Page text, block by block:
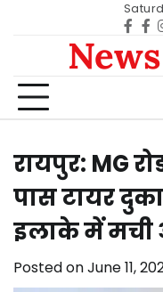
रायपुर: MG
पास टायर
इलाके में मची
Posted onJune 11,